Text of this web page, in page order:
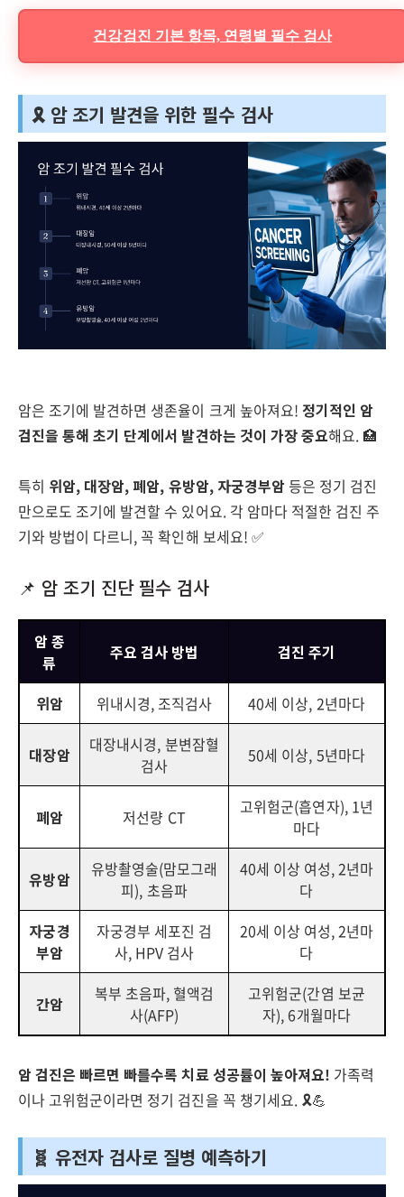
건강검진 기본 항목, 연령별 필수 검사
🎗️ 암 조기 발견을 위한 필수 검사
암은 조기에 발견하면 생존율이 크게 높아져요! 정기적인 암
검진을 통해 초기 단계에서 발견하는 것이 가장 중요해요. 🏥
특히 위암, 대장암, 폐암, 유방암, 자궁경부암 등은 정기 검진
만으로도 조기에 발견할 수 있어요. 각 암마다 적절한 검진 주
기와 방법이 다르니, 꼭 확인해 보세요! ✅
📌 암 조기 진단 필수 검사
암 종
류
주요 검사 방법 검진 주기
위암 위내시경, 조직검사 40세 이상, 2년마다
대장암
대장내시경, 분변잠혈
검사
50세 이상, 5년마다
폐암 저선량 CT
고위험군(흡연자), 1년
마다
유방암
유방촬영술(맘모그래
피), 초음파
40세 이상 여성, 2년마
다
자궁경
부암
자궁경부 세포진 검
사, HPV 검사
20세 이상 여성, 2년마
다
간암
복부 초음파, 혈액검
사(AFP)
고위험군(간염 보균
자), 6개월마다
암 검진은 빠르면 빠를수록 치료 성공률이 높아져요! 가족력
이나 고위험군이라면 정기 검진을 꼭 챙기세요. 🎗️💪
🧬 유전자 검사로 질병 예측하기